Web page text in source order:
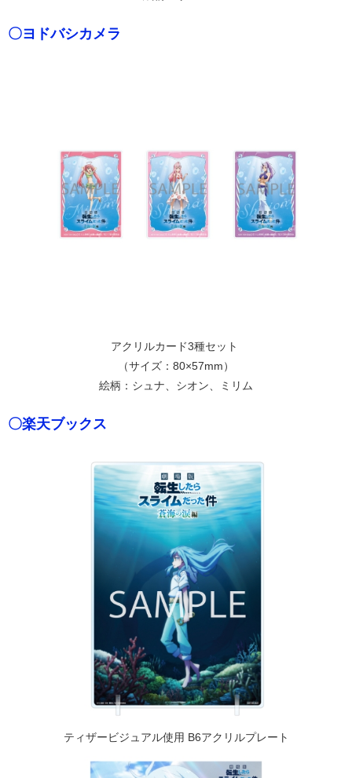
〇ヨドバシカメラ
アクリルカード3種セット
（サイズ：80×57mm）
絵柄：シュナ、シオン、ミリム
〇楽天ブックス
ティザービジュアル使用 B6アクリルプレート